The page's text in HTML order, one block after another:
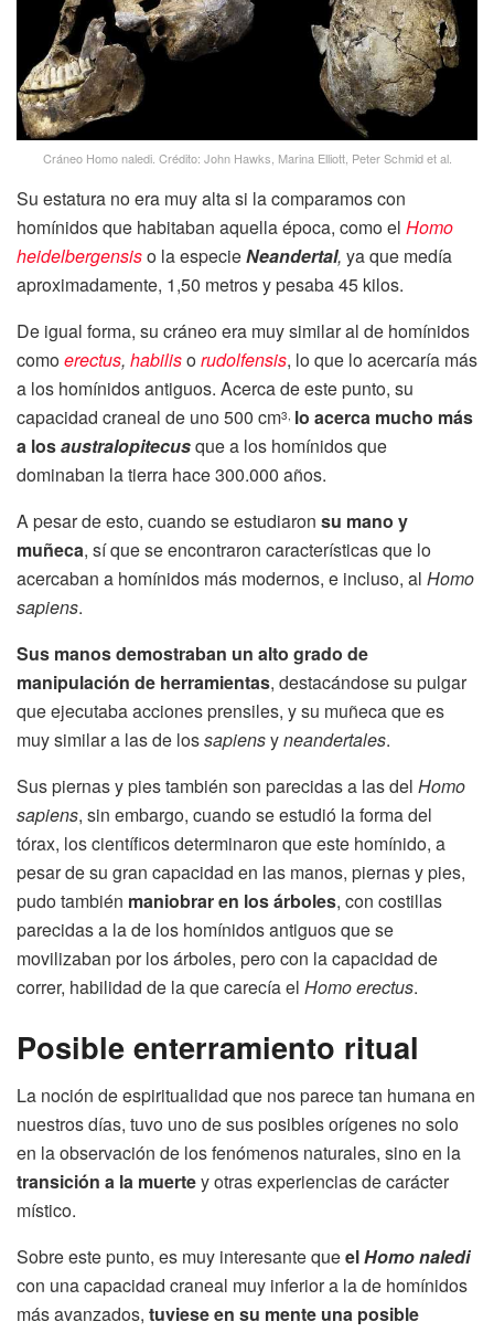
Cráneo Homo naledi. Crédito: John Hawks, Marina Elliott, Peter Schmid et al.
Su estatura no era muy alta si la comparamos con
homínidos que habitaban aquella época, como el Homo
heidelbergensiso la especieNeandertal, ya que medía
aproximadamente, 1,50 metros y pesaba 45 kilos.
De igual forma, su cráneo era muy similar al de homínidos
comoerectus, habilisorudolfensis, lo que lo acercaría más
a los homínidos antiguos. Acerca de este punto, su
capacidad craneal de uno 500 cm3, lo acerca mucho más
a losaustralopitecusque a los homínidos que
dominaban la tierra hace 300.000 años.
A pesar de esto, cuando se estudiaron su mano y
muñeca, sí que se encontraron características que lo
acercaban a homínidos más modernos, e incluso, al Homo
sapiens.
Sus manos demostraban un alto grado de
manipulación de herramientas, destacándose su pulgar
que ejecutaba acciones prensiles, y su muñeca que es
muy similar a las de lossapiensyneandertales.
Sus piernas y pies también son parecidas a las del Homo
sapiens, sin embargo, cuando se estudió la forma del
tórax, los científicos determinaron que este homínido, a
pesar de su gran capacidad en las manos, piernas y pies,
pudo también maniobrar en los árboles, con costillas
parecidas a la de los homínidos antiguos que se
movilizaban por los árboles, pero con la capacidad de
correr, habilidad de la que carecía el Homo erectus.
Posible enterramiento ritual
La noción de espiritualidad que nos parece tan humana en
nuestros días, tuvo uno de sus posibles orígenes no solo
en la observación de los fenómenos naturales, sino en la
transición a la muertey otras experiencias de carácter
místico.
Sobre este punto, es muy interesante queelHomo naledi
con una capacidad craneal muy inferior a la de homínidos
más avanzados, tuviese en su mente una posible